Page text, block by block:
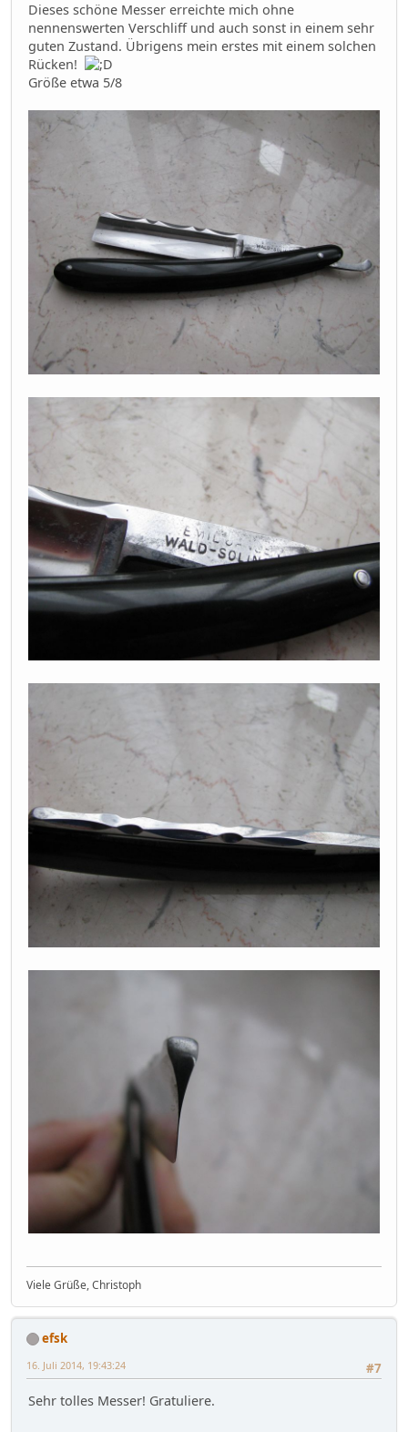
Dieses schöne Messer erreichte mich ohne
nennenswerten Verschliff und auch sonst in einem sehr
guten Zustand. Übrigens mein erstes mit einem solchen
Rücken!
Größe etwa 5/8
Viele Grüße, Christoph
efsk
#7
16. Juli 2014, 19:43:24
Sehr tolles Messer! Gratuliere.